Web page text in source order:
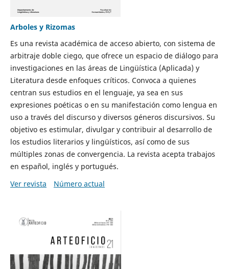
Arboles y Rizomas
Es una revista académica de acceso abierto, con sistema de
arbitraje doble ciego, que ofrece un espacio de diálogo para
investigaciones en las áreas de Lingüística (Aplicada) y
Literatura desde enfoques críticos. Convoca a quienes
centran sus estudios en el lenguaje, ya sea en sus
expresiones poéticas o en su manifestación como lengua en
uso a través del discurso y diversos géneros discursivos. Su
objetivo es estimular, divulgar y contribuir al desarrollo de
los estudios literarios y lingüísticos, así como de sus
múltiples zonas de convergencia. La revista acepta trabajos
en español, inglés y portugués.
Ver revista
Número actual